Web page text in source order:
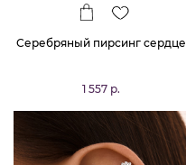
Серебряный пирсинг сердце
1 557 р.